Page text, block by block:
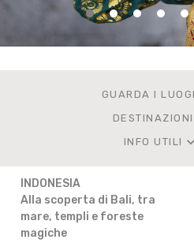
GUARDA I
DESTINAZIONI
INFO UTILI keyboard_arrow_down
INDONESIA
Alla scoperta di Bali, tra
mare, templi e foreste
magiche